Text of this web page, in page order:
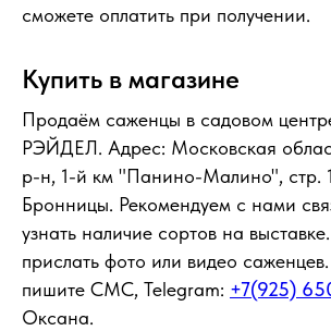
сможете оплатить при получении.
Купить в магазине
Продаём саженцы в садовом
РЭЙДЕЛ. Адрес: Московская
р-н, 1-й км "Панино-Малино", стр.
Бронницы. Рекомендуем с нами
узнать наличие сортов на
прислать фото или видео
пишите СМС, Telegram: +7(925)
Оксана.